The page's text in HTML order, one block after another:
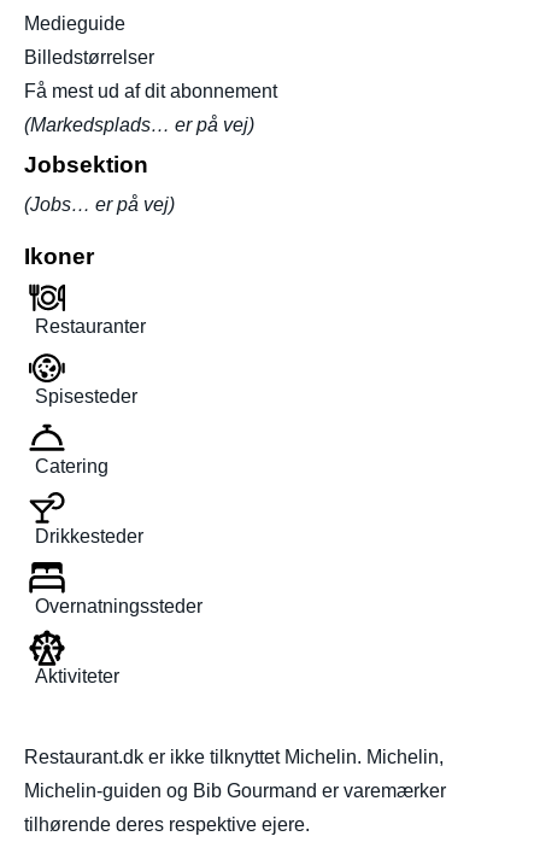
Medieguide
Billedstørrelser
Få mest ud af dit abonnement
(Markedsplads… er på vej)
Jobsektion
(Jobs… er på vej)
Ikoner
Restauranter
Spisesteder
Catering
Drikkesteder
Overnatningssteder
Aktiviteter
Restaurant.dk er ikke tilknyttet Michelin. Michelin,
Michelin-guiden og Bib Gourmand er varemærker
tilhørende deres respektive ejere.